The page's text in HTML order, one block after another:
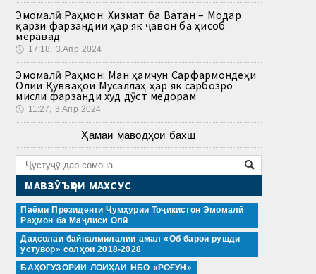
Эмомалӣ Раҳмон: Хизмат ба Ватан – Модар
қарзи фарзандии ҳар як ҷавон ба ҳисоб
меравад
🕔 17:18, 3.Апр 2024
Эмомалӣ Раҳмон: Ман ҳамчун Сарфармондеҳи
Олии Қувваҳои Мусаллаҳ ҳар як сарбозро
мисли фарзанди худ дӯст медорам
🕔 11:27, 3.Апр 2024
Ҳамаи маводҳои бахш
МАВЗӮЪҲОИ МАХСУС
Паёми Президенти Ҷумҳурии Тоҷикистон Эмомалӣ
Раҳмон ба Маҷлиси Олӣ
Даҳсолаи байналмилалии амал «Об барои рушди
устувор» солҳои 2018-2028
БАҲОГУЗОРИИ ЛОИҲАИ НБО «РОҒУН»